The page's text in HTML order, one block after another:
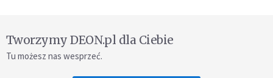
Tworzymy DEON.pl dla Ciebie
Tu możesz nas wesprzeć.